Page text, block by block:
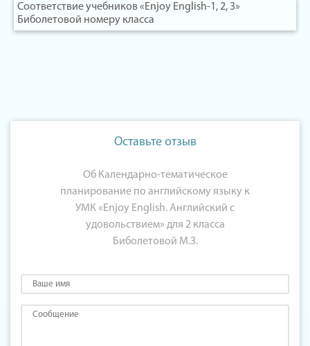
Соответствие учебников «Enjoy English-1, 2, 3»
Биболетовой номеру класса
Оставьте отзыв
Об Календарно-тематическое
планирование по английскому языку к
УМК «Enjoy English. Английский с
удовольствием» для 2 класса
Биболетовой М.З.